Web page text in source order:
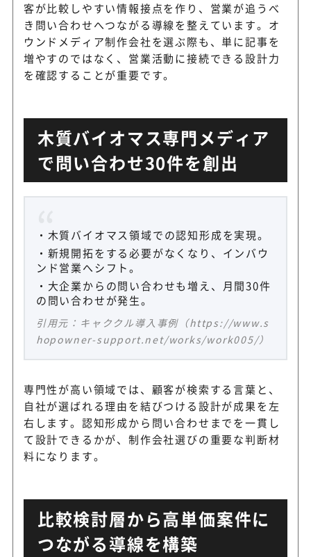
客が比較しやすい情報接点を作り、営業が追うべ
き問い合わせへつながる導線を整えています。オ
ウンドメディア制作会社を選ぶ際も、単に記事を
増やすのではなく、営業活動に接続できる設計力
を確認することが重要です。
木質バイオマス専門メディア
で問い合わせ30件を創出
木質バイオマス領域での認知形成を実現。
新規開拓をする必要がなくなり、インバウ
ンド営業へシフト。
大企業からの問い合わせも増え、月間30件
の問い合わせが発生。
引用元：キャククル導入事例（https://www.s
hopowner-support.net/works/work005/）
専門性が高い領域では、顧客が検索する言葉と、
自社が選ばれる理由を結びつける設計が成果を左
右します。認知形成から問い合わせまでを一貫し
て設計できるかが、制作会社選びの重要な判断材
料になります。
比較検討層から高単価案件に
つながる導線を構築